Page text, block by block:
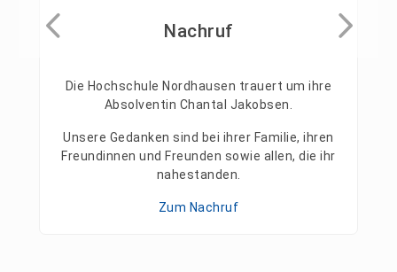
Nachruf
Die Hochschule Nordhausen trauert um ihre
Absolventin Chantal Jakobsen.
Unsere Gedanken sind bei ihrer Familie, ihren
Freundinnen und Freunden sowie allen, die ihr
nahestanden.
Zum Nachruf